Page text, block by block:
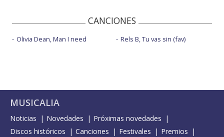
CANCIONES
Olivia Dean, Man I need Rels B, Tu vas sin (fav)
MUSICALIA
Noticias Novedades
Próximas novedades
Discos históricos
Canciones Festivales
Premios